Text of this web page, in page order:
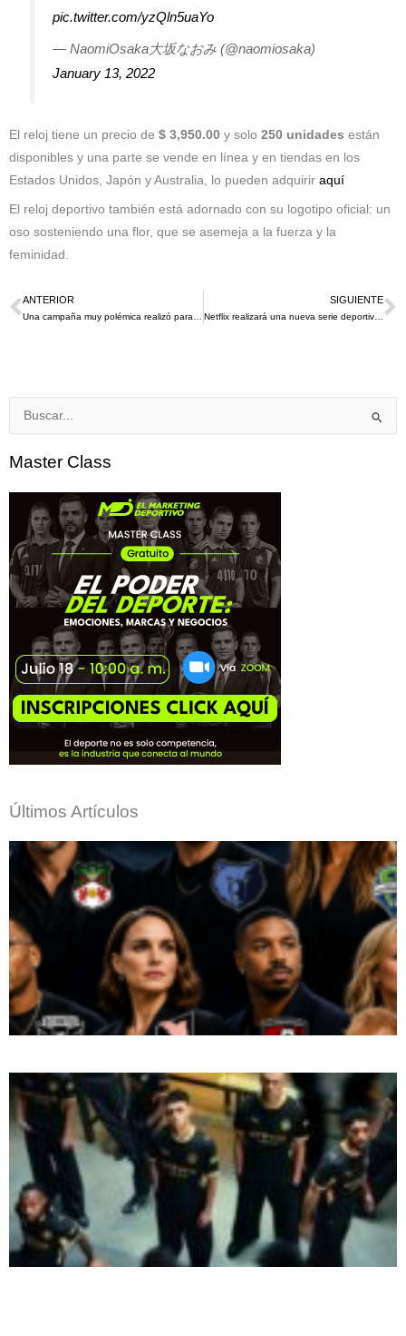
pic.twitter.com/yzQln5uaYo
— NaomiOsaka大坂なおみ (@naomiosaka)
January 13, 2022
El reloj tiene un precio de $ 3,950.00 y solo 250 unidades están
disponibles y una parte se vende en línea y en tiendas en los
Estados Unidos, Japón y Australia, lo pueden adquirir aquí
El reloj deportivo también está adornado con su logotipo oficial: un
oso sosteniendo una flor, que se asemeja a la fuerza y ​​la
feminidad.
Ant
ANTERIOR SIGUIENTE
Netflix realizará una nueva serie deportiva esta vez sobre las estrellas y torneos más importantes del tenis.
Buscar
Master Class
Últimos Artículos